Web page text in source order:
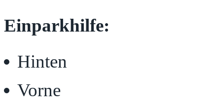
Einparkhilfe:
Hinten
Vorne